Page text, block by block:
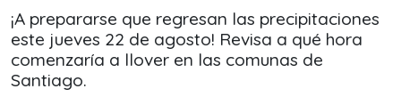
¡A prepararse que regresan las precipitaciones
este jueves 22 de agosto! Revisa a qué hora
comenzaría a llover en las comunas de
Santiago.